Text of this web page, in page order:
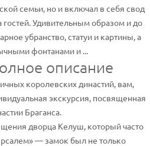
семьи, но и включал в себя свод
Удивительным образом и до
убранство, статуи и картины, а
фонтанами и ...
описание
королевских династий, вам,
экскурсия, посвященная
Браганса.
дворца Келуш, который часто
— замок был не только